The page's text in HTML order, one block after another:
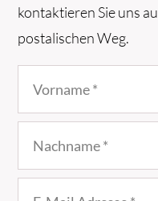
kontaktieren Sie uns
postalischen Weg.